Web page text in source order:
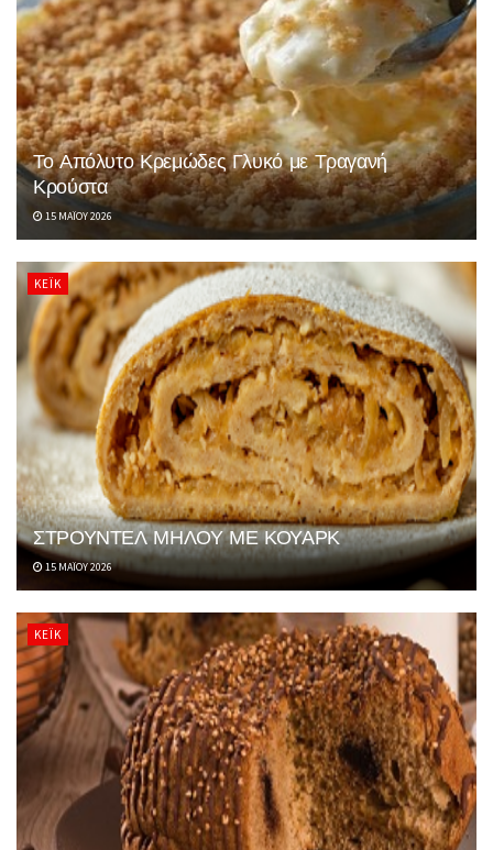
Το Απόλυτο Κρεμώδες Γλυκό με Τραγανή
Κρούστα
15 ΜΑΪ́ΟΥ 2026
ΚΈΙΚ
ΣΤΡΟΥΝΤΕΛ ΜΗΛΟΥ ΜΕ ΚΟΥΑΡΚ
15 ΜΑΪ́ΟΥ 2026
ΚΈΙΚ